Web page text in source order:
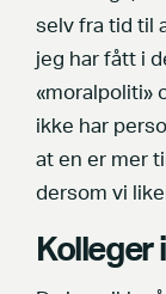
selv fra tid til
jeg har fått i
«moralpoliti»
ikke har
at en er mer
dersom vi
Kolleger